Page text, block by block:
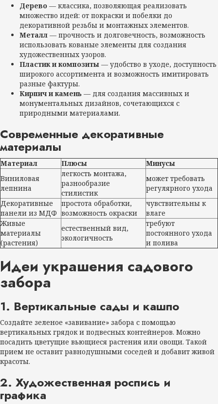
Дерево — классика, позволяющая реализовать
множество идей: от покраски и побелки до
декоративной резьбы и монтажных элементов.
Металл — прочность и долговечность, возможность
использовать кованые элементы для создания
художественных узоров.
Пластик и композиты — удобство в уходе, доступность
широкого ассортимента и возможность имитировать
разные фактуры.
Кирпич и камень — для создания массивных и
монументальных дизайнов, сочетающихся с
природными материалами.
Современные декоративные
материалы
Материал Плюсы
Минусы
Виниловая
лепнина
легкость монтажа,
разнообразие
стилистик
может требовать
регулярного ухода
Декоративные
панели из МДФ
простота обработки,
возможность окраски
чувствительны к
влаге
Живые
материалы
(растения)
естественный вид,
экологичность
требуют
постоянного ухода
и полива
Идеи украшения садового
забора
1. Вертикальные сады и кашпо
Создайте зеленое «завивание» забора с помощью
вертикальных грядок и подвесных контейнеров. Можно
посадить цветущие вьющиеся растения или овощи. Такой
прием не оставит равнодушными соседей и добавит живой
красоты.
2. Художественная роспись и
графика